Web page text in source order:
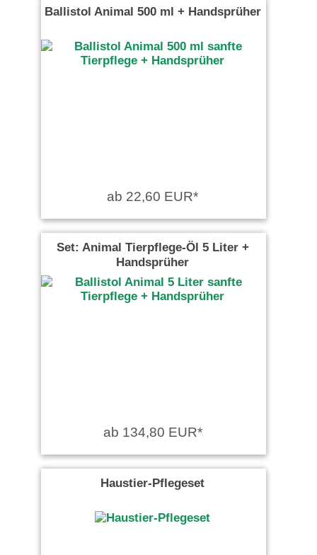
Ballistol Animal 500 ml + Handsprüher
ab 22,60 EUR*
Set: Animal Tierpflege-Öl 5 Liter +
Handsprüher
ab 134,80 EUR*
Haustier-Pflegeset